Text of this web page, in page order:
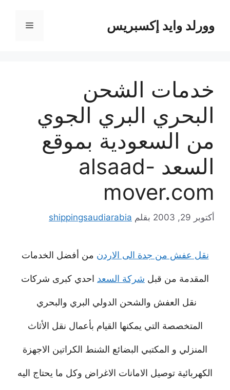
المحتوىوورلد وايد إكسبريس القائمة
خدمات الشحن
البحري البري الجوي
من السعودية بموقع
السعد alsaad-
mover.com
أكتوبر 29, 2003 بقلم shippingsaudiarabia
نقل عفش من جدة الى الاردن من أفضل الخدمات
المقدمة من قبل شركة السعد احدي كبرى شركات
نقل العفش والشحن الدولي البري والبحري
المتخصصة التي يمكنها القيام بأعمال نقل الأثاث
المنزلي و المكتبي البضائع الشنط الكراتين الاجهزة
الكهربائية توصيل الامانات الاغراض وكل ما يحتاج اليه